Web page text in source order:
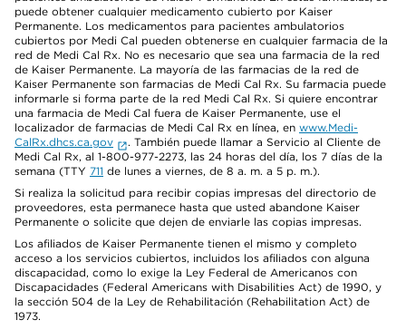
puede obtener cualquier medicamento cubierto por Kaiser
Permanente. Los medicamentos para pacientes ambulatorios
cubiertos por Medi Cal pueden obtenerse en cualquier farmacia de la
red de Medi Cal Rx. No es necesario que sea una farmacia de la red
de Kaiser Permanente. La mayoría de las farmacias de la red de
Kaiser Permanente son farmacias de Medi Cal Rx. Su farmacia puede
informarle si forma parte de la red Medi Cal Rx. Si quiere encontrar
una farmacia de Medi Cal fuera de Kaiser Permanente, use el
localizador de farmacias de Medi Cal Rx en línea, en www.Medi-
CalRx.dhcs.ca.gov
. También puede llamar a Servicio al Cliente de
Medi Cal Rx, al 1-800-977-2273, las 24 horas del día, los 7 días de la
semana (TTY 711 de lunes a viernes, de 8 a. m. a 5 p. m.).
Si realiza la solicitud para recibir copias impresas del directorio de
proveedores, esta permanece hasta que usted abandone Kaiser
Permanente o solicite que dejen de enviarle las copias impresas.
Los afiliados de Kaiser Permanente tienen el mismo y completo
acceso a los servicios cubiertos, incluidos los afiliados con alguna
discapacidad, como lo exige la Ley Federal de Americanos con
Discapacidades (Federal Americans with Disabilities Act) de 1990, y
la sección 504 de la Ley de Rehabilitación (Rehabilitation Act) de
1973.